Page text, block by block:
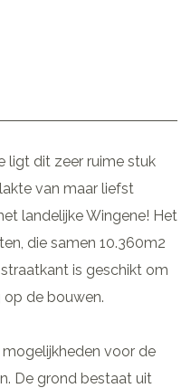
ligt dit zeer ruime stuk
van maar liefst
landelijke Wingene! Het
die samen 10.360m2
is geschikt om
op de bouwen.
voor de
De grond bestaat uit